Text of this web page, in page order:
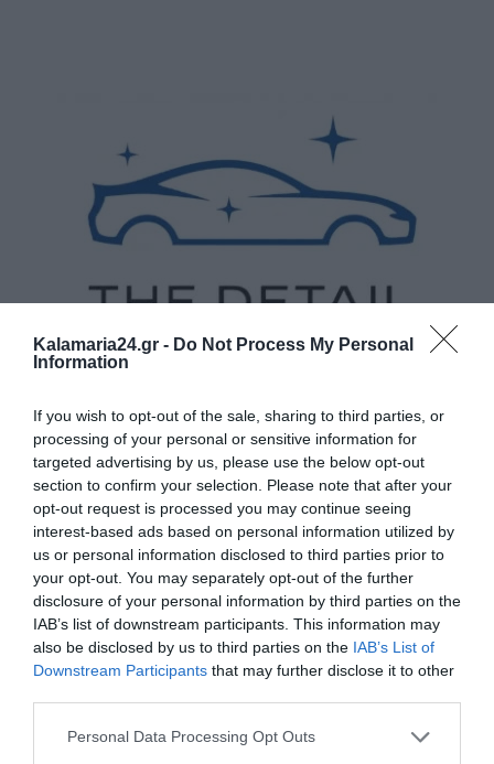
Kalamaria24.gr - Do Not Process My Personal
Information
If you wish to opt-out of the sale, sharing to third parties, or
processing of your personal or sensitive information for
targeted advertising by us, please use the below opt-out
section to confirm your selection. Please note that after your
opt-out request is processed you may continue seeing
interest-based ads based on personal information utilized by
us or personal information disclosed to third parties prior to
your opt-out. You may separately opt-out of the further
disclosure of your personal information by third parties on the
IAB’s list of downstream participants. This information may
also be disclosed by us to third parties on the IAB’s List of
Downstream Participants that may further disclose it to other
Personal Data Processing Opt Outs